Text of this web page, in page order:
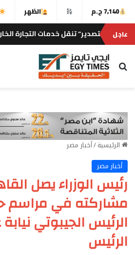
7,140 ج.م الظهر
عاجلتنقل خدمات التجارة الخارجية إلى
بحث عن
الرئيسية/أخبار مصر
أخبار مصر
رئيس الوزراء يصل
مشاركته في مراسم
الرئيس الجيبوتي
الرئيس